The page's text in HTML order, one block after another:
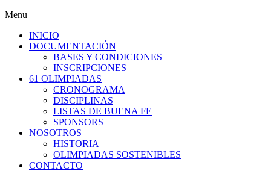
Menu
INICIO
DOCUMENTACIÓN
BASES Y CONDICIONES
INSCRIPCIONES
61 OLIMPIADAS
CRONOGRAMA
DISCIPLINAS
LISTAS DE BUENA FE
SPONSORS
NOSOTROS
HISTORIA
OLIMPIADAS SOSTENIBLES
CONTACTO